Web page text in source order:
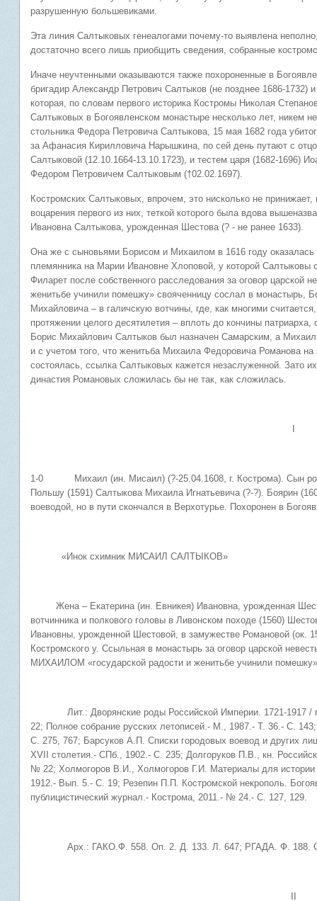
разрушенную большевиками.
Эта линия Салтыковых генеалогами почему-то выявлена
достаточно всего лишь приобщить сведения, собранные
Иначе неучтенными оказываются также похороненные в
бригадир Александр Петрович Салтыков (не позднее 1686-1732)
которая, по словам первого историка Костромы Николая
Салтыковых в Богоявленском монастыре несколько лет, никем
стольника Федора Петровича Салтыкова, 15 мая 1682 года
за Афанасия Кирилловича Нарышкина, по сей день путают с
Салтыковой (12.10.1664-13.10.1723), и тестем царя (1682-1696)
Федором Петровичем Салтыковым (†02.02.1697).
Костромских Салтыковых, впрочем, это нисколько не
воцарения первого из них, теткой которого была вдова
Ивановна Салтыкова, урожденная Шестова (? - не ранее 1633).
Она же с сыновьями Борисом и Михаилом в 1616 году
племянника на Марии Ивановне Хлоповой, у которой Салтыковы
Филарет после собственного расследования за оговор царской
женитьбе учинили помешку» свояченницу сослал в монастырь,
Михайловича – в галичскую вотчины, где, как многими
протяжении целого десятилетия – вплоть до кончины
Борис Михайлович Салтыков был назначен Самарским, а
и с учетом того, что женитьба Михаила Федоровича Романова
состоялась, ссылка Салтыковых кажется незаслуженной. Зато
династия Романовых сложилась бы не так, как сложилась.
1-0 Михаил (ин. Мисаил) (?-25.04.1608, г. Кострома). Сын
Польшу (1591) Салтыкова Михаила Игнатьевича (?-?). Боярин
воеводой, но в пути скончался в Верхотурье. Похоронен в
«Инок схимник МИСАИЛ САЛТЫКОВ»
Жена – Екатерина (ин. Евникея) Ивановна, урожденная
вотчинника и полкового головы в Ливонском походе (1560)
Ивановны, урожденной Шестовой, в замужестве Романовой (ок.
Костромского у. Ссыльная в монастырь за оговор царской
МИХАИЛОМ «государской радости и женитьбе учинили
Лит.: Дворянские роды Российской Империи. 1721-1917 /
22; Полное собрание русских летописей.- М., 1987.- Т. 36.- С.
С. 275, 767; Барсуков А.П. Списки городовых воевод и других
XVII столетия.- СПб., 1902.- С. 235; Долгоруков П.В., кн.
№ 22; Холмогоров В.И., Холмогоров Г.И. Материалы для
1912.- Вып. 5.- С. 19; Резепин П.П. Костромской некрополь.
публицистический журнал.- Кострома, 2011.- № 24.- С. 127, 129.
Арх.: ГАКО.Ф. 558. Оп. 2. Д. 133. Л. 647; РГАДА. Ф. 188.